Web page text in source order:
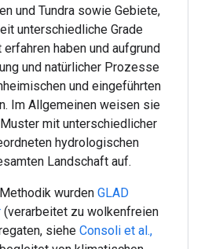
und Tundra sowie Gebiete,
unterschiedliche Grade
haben und aufgrund
und natürlicher Prozesse
und eingeführten
Im Allgemeinen weisen sie
mit unterschiedlicher
hydrologischen
Landschaft auf.
wurden GLAD
(verarbeitet zu wolkenfreien
siehe Consoli et al.,